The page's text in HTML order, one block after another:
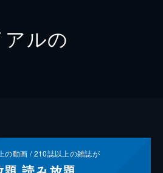
ルの
の動画 /210誌以上の雑誌が